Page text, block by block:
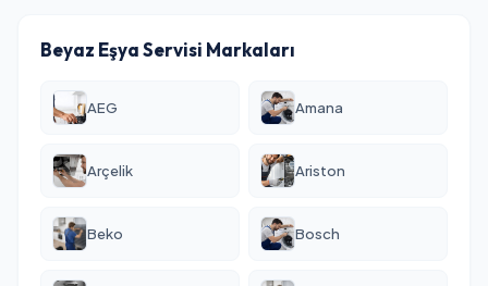
Beyaz Eşya Servisi Markaları
AEG Amana
Arçelik Ariston
Beko Bosch